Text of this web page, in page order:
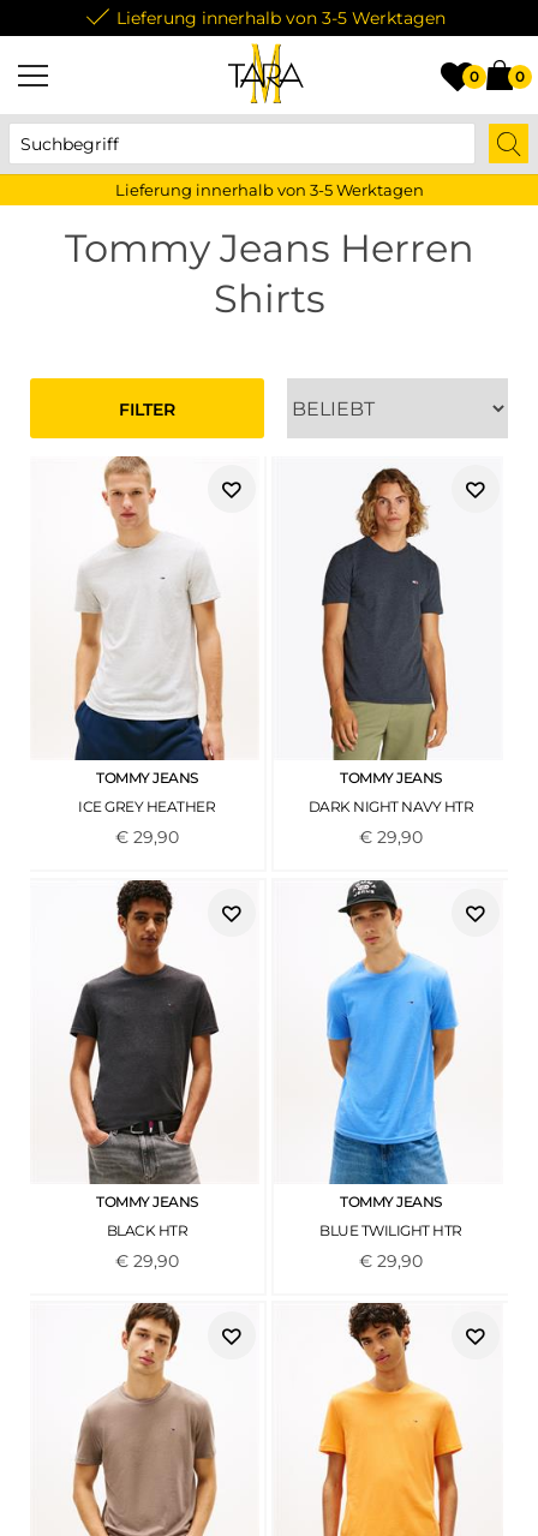
Lieferung innerhalb von 3-5 Werktagen
0 0
Lieferung innerhalb von 3-5 Werktagen
Tommy Jeans Herren
Shirts
FILTER
TOMMY JEANS
ICE GREY HEATHER
€ 29,90
TOMMY JEANS
DARK NIGHT NAVY HTR
€29,90
TOMMY JEANS
BLACK HTR
€ 29,90
TOMMY JEANS
BLUE TWILIGHT HTR
€29,90